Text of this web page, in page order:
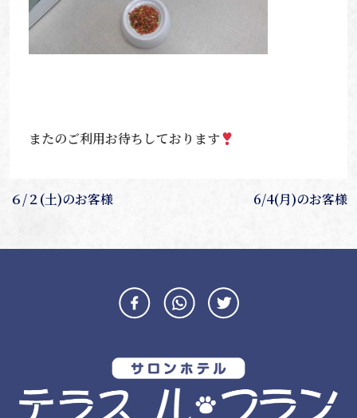
またのご利用お待ちしております
投
ビ
６/２(土)のお客様 6/4(月)のお客様